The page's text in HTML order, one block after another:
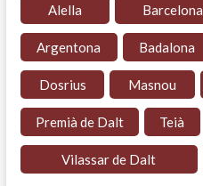
Alella Barcelona
Argentona Badalona
Dosrius Masnou
Premià de Dalt Teià
Vilassar de Dalt